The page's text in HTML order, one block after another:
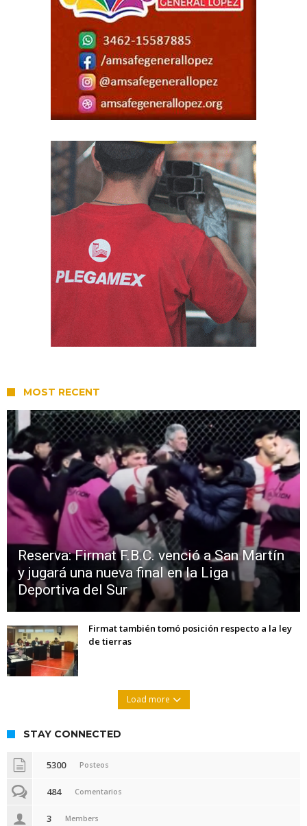
MOST RECENT
Reserva: Firmat F.B.C. venció a San Martín
y jugará una nueva final en la Liga
Deportiva del Sur
Firmat también tomó posición respecto a la ley
de tierras
Load more
STAY CONNECTED
5300 Posteos
484 Comentarios
3 Members